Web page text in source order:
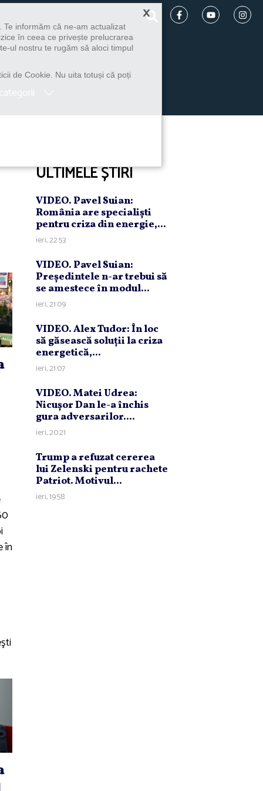
în
ULTIMELE ȘTIRI
VIDEO. Pavel Suian:
România are specialişti
pentru criza din energie,...
ieri, 22:53
VIDEO. Pavel Suian:
Preşedintele n-ar trebui să
se amestece în modul...
ieri, 21:09
VIDEO. Alex Tudor: În loc
să găsească soluţii la criza
energetică,...
ieri, 21:07
VIDEO. Matei Udrea:
Nicuşor Dan le-a închis
gura adversarilor....
ieri, 20:21
Trump a refuzat cererea
lui Zelenski pentru rachete
Patriot. Motivul...
ieri, 19:58
×
informăm că ne-am actualizat
în ceea ce privește prelucrarea
ul nostru te rugăm să aloci timpul
de Cookie. Nu uita totuși că poți